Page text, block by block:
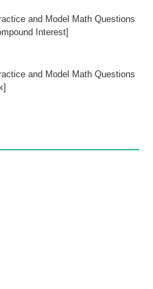
and Model Math Questions
Interest]
and Model Math Questions